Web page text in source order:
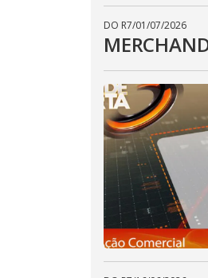
DO R7/01/07/2026